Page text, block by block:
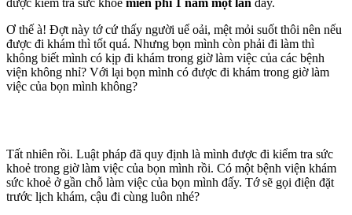
Ơ thế à! Đợt này tớ cứ thấy người uể oải, mệt mỏi suốt thôi nên nếu
được đi khám thì tốt quá. Nhưng bọn mình còn phải đi làm thì
không biết mình có kịp đi khám trong giờ làm việc của các bệnh
viện không nhỉ? Với lại bọn mình có được đi khám trong giờ làm
việc của bọn mình không?
Tất nhiên rồi. Luật pháp đã quy định là mình được đi kiểm tra sức
khoẻ trong giờ làm việc của bọn mình rồi. Có một bệnh viện khám
sức khoẻ ở gần chỗ làm việc của bọn mình đấy. Tớ sẽ gọi điện đặt
trước lịch khám, cậu đi cùng luôn nhé?